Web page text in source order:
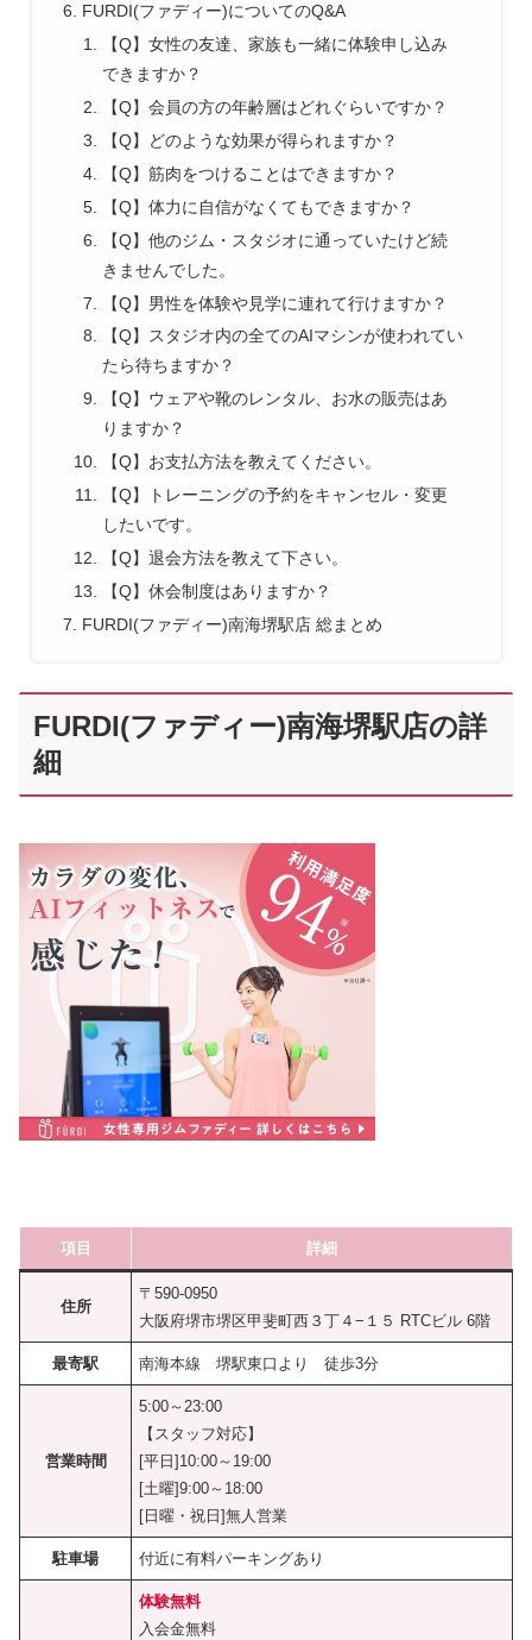
FURDI(ファディー)についてのQ&A
【Q】女性の友達、家族も一緒に体験申し込み
できますか？
【Q】会員の方の年齢層はどれぐらいですか？
【Q】どのような効果が得られますか？
【Q】筋肉をつけることはできますか？
【Q】体力に自信がなくてもできますか？
【Q】他のジム・スタジオに通っていたけど続
きませんでした。
【Q】男性を体験や見学に連れて行けますか？
【Q】スタジオ内の全てのAIマシンが使われてい
たら待ちますか？
【Q】ウェアや靴のレンタル、お水の販売はあ
りますか？
【Q】お支払方法を教えてください。
【Q】トレーニングの予約をキャンセル・変更
したいです。
【Q】退会方法を教えて下さい。
【Q】休会制度はありますか？
FURDI(ファディー)南海堺駅店 総まとめ
FURDI(ファディー)南海堺駅店の詳
細
項目 詳細
住所
〒590-0950
大阪府堺市堺区甲斐町西３丁４−１５ RTCビル 6階
最寄駅 南海本線 堺駅東口より 徒歩3分
営業時間
5:00～23:00
【スタッフ対応】
[平日]10:00～19:00
[土曜]9:00～18:00
[日曜・祝日]無人営業
駐車場 付近に有料パーキングあり
体験無料
入会金無料